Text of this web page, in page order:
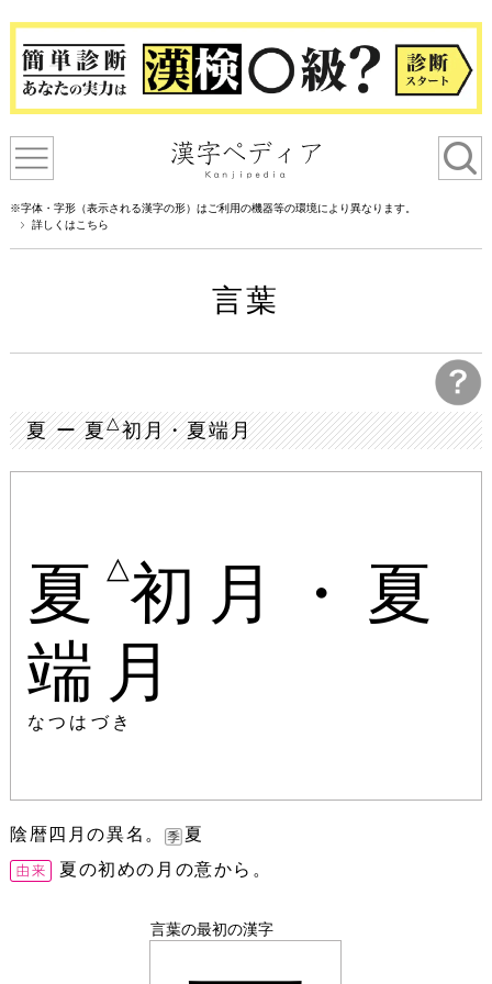
※字体・字形（表示される漢字の形）はご利用の機器等の環境により異なります。
詳しくはこちら
言葉
夏 ー 夏△初月・夏端月
夏 △初月・夏
端月
なつはづき
陰暦四月の異名。
夏
夏の初めの月の意から。
言葉の最初の漢字